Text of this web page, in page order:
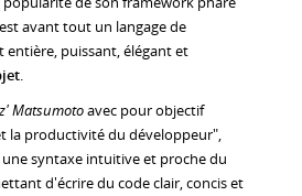
est avant tout un langage de
puissant, élégant et
.
Matsumotoavec pour objectif
la productivité du développeur",
syntaxe intuitive et proche du
d'écrire du code clair, concis et